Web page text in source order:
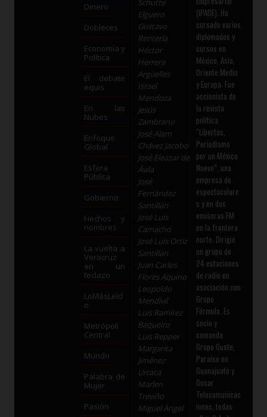
Dinero
Dobleces
Economía y
Política
El debate
equis
En las
Nubes
Enfoque
Global
Esfera
Pública
Gobierno
Hechos y
nombres
La vuelta a
Veracruz
en un
teclazo
LoMásLeíd
o
Metrópoli
Central
Mundo
Palabra de
Mujer
Pasión
Schutte
Elguero
Gustavo
Rentería
Héctor
Herrera
Argüelles
Israel
Mendoza
Jesús
Zambrano
José Alam
Chávez Jacobo
José Eleazar de
Ávila
José
Fernández
Santillán
José Luis
Camacho
José Luis Ortiz
Santillán
Juan Carlos
Flores Aquino
Leopoldo
Mendívil
Luis Ramírez
Baqueiro
Luis Repper
Margarita
Jiménez
Urraca
Marlen
Treviño
Miguel Ángel
(IPADE). Ha
cursado varios
diplomados y
cursos en
México, Asia,
Oriente Medio
y Europa. Fue
accionista de
la revista
política
“Libertas,
Periodismo
por un México
Nuevo”, una
empresa de
espectaculare
s y en dos
emisoras FM
en la frontera
norte. Dirigió
un grupo de
24 estaciones
de radio en
asociación con
Grupo
Fórmula. Es
socio y
comanda
Grupo Guste,
Paraíso en
Guanajuato y
Gusar
Telecomunicac
iones, todas